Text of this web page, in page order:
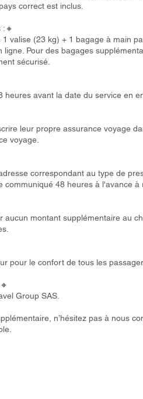
correct est inclus.
valise (23 kg) + 1 bagage à main
Pour des bagages
sécurisé.
heures avant la date du service en
leur propre assurance voyage
voyage.
correspondant au type de
communiqué 48 heures à l'avance à
aucun montant supplémentaire au
pour le confort de tous les
Group SAS.
n’hésitez pas à nous